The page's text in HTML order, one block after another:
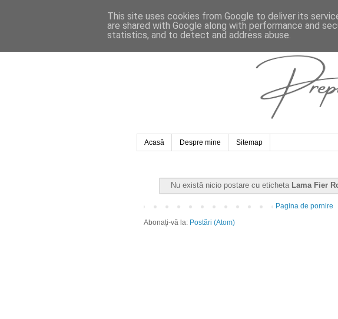
Acasă Despre mine Sitemap
Nu există nicio postare cu eticheta Lama Fier
Pagina de pornire
Abonați-vă la: Postări (Atom)
This site uses cookies from Google to deliver its
are shared with Google along with performance and
statistics, and to detect and address abuse.